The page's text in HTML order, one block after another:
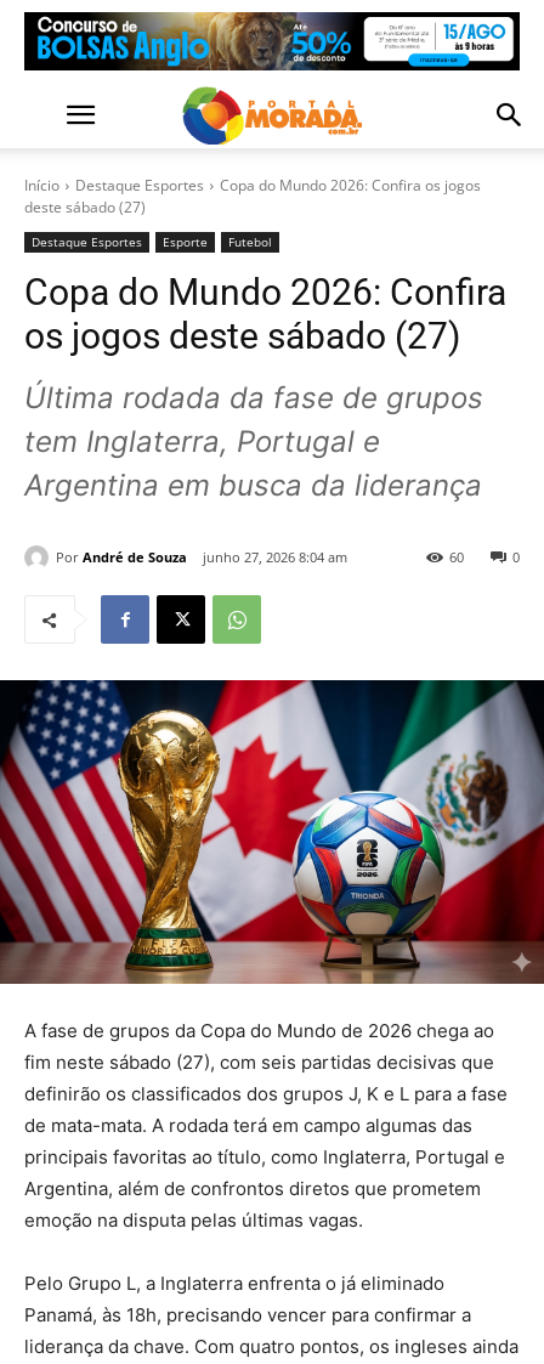
Início Destaque Esportes
Copa do Mundo 2026: Confira os jogos
deste sábado (27)
Destaque Esportes Esporte Futebol
Copa do Mundo 2026: Confira
os jogos deste sábado (27)
Última rodada da fase de grupos
tem Inglaterra, Portugal e
Argentina em busca da liderança
Por André de Souza junho 27, 2026 8:04 am 0
60
A fase de grupos da Copa do Mundo de 2026 chega ao
fim neste sábado (27), com seis partidas decisivas que
definirão os classificados dos grupos J, K e L para a fase
de mata-mata. A rodada terá em campo algumas das
principais favoritas ao título, como Inglaterra, Portugal e
Argentina, além de confrontos diretos que prometem
emoção na disputa pelas últimas vagas.
Pelo Grupo L, a Inglaterra enfrenta o já eliminado
Panamá, às 18h, precisando vencer para confirmar a
liderança da chave. Com quatro pontos, os ingleses ainda